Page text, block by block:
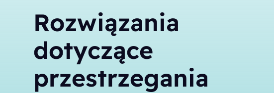
Rozwiązania
dotyczące
przestrzegania